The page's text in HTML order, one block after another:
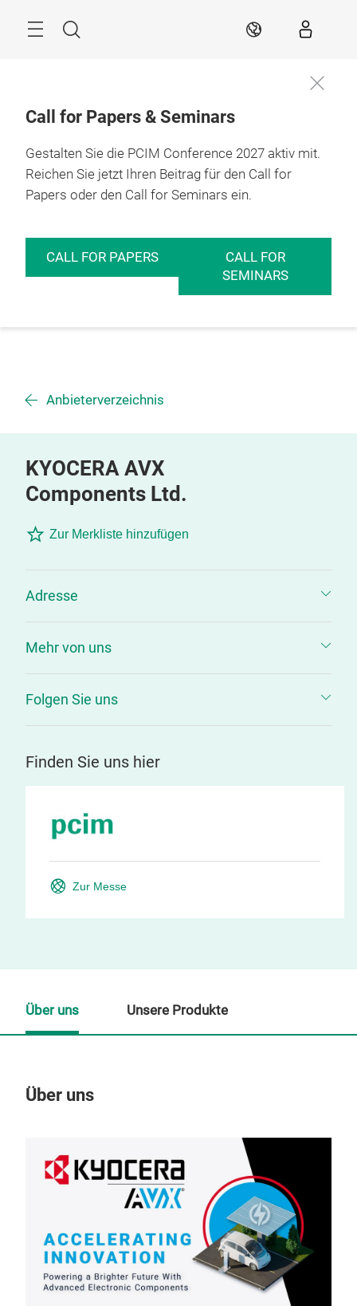
Suche DE
Call for Papers & Seminars
Gestalten Sie die PCIM Conference 2027 aktiv mit.
Reichen Sie jetzt Ihren Beitrag für den Call for
Papers oder den Call for Seminars ein.
CALL FOR PAPERS
CALL FOR
SEMINARS
Anbieterverzeichnis
KYOCERA AVX
Components Ltd.
Zur Merkliste hinzufügen
Adresse
Mehr von uns
Folgen Sie uns
Finden Sie uns hier
Zur Messe
Über uns
Über uns Unsere Produkte